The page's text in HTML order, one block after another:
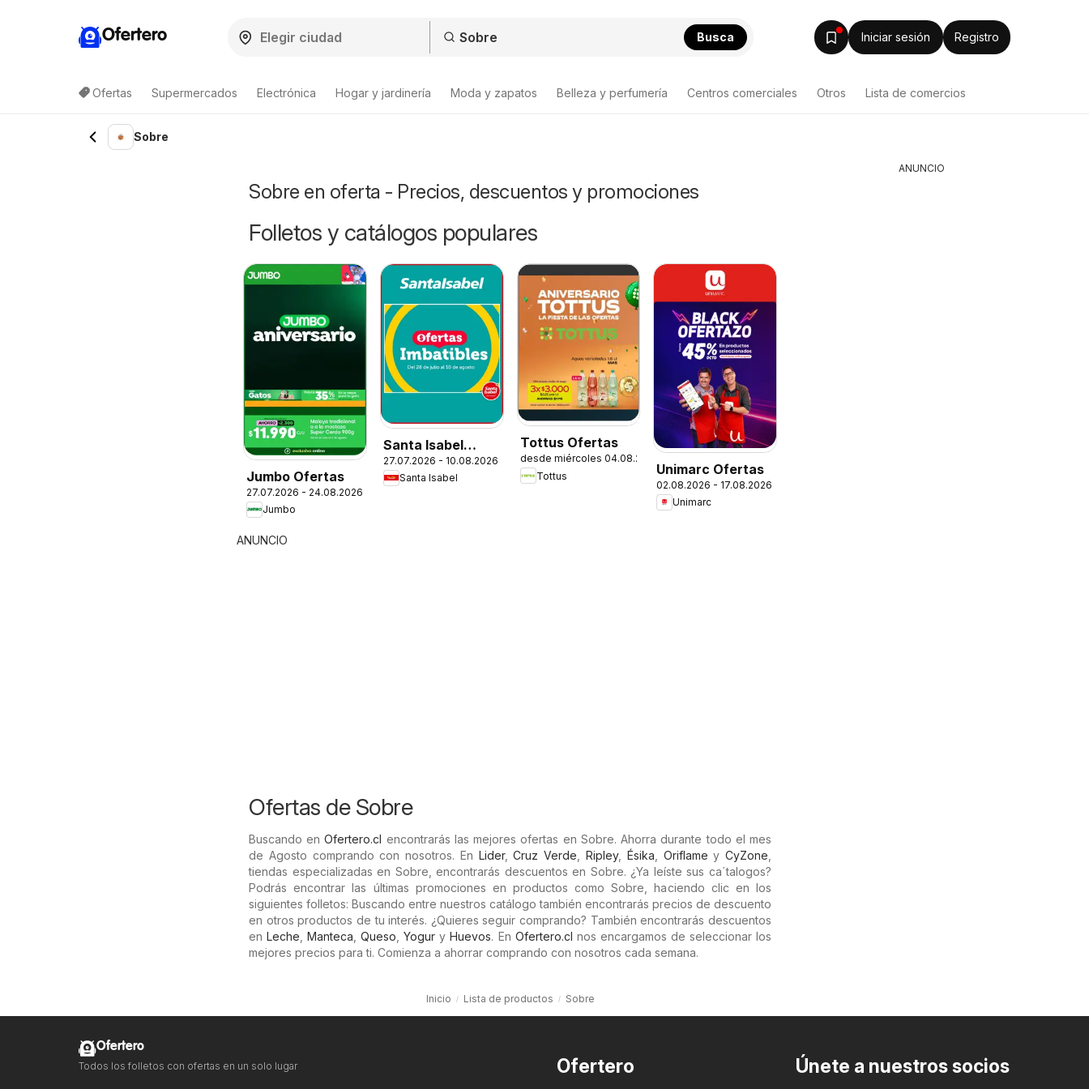
Ofertero Busca Iniciar sesión Registro
Ofertas Supermercados Electrónica Hogar y jardinería Moda y zapatos Belleza y perfumería Centros comerciales Otros Lista de comercios
Lista de productos
Sobre
Sobre en oferta - Precios, descuentos y promociones
Folletos y catálogos populares
Jumbo Ofertas
27.07.2026 - 24.08.2026
Jumbo
Santa Isabel
Ofertas
27.07.2026 - 10.08.2026
Santa Isabel
Tottus Ofertas
desde miércoles 04.08.2026
Tottus
Unimarc Ofertas
02.08.2026 - 17.08.2026
Unimarc
ANUNCIO
Ofertas de Sobre
Buscando enOfertero.cl encontrarás las mejores ofertas en Sobre. Ahorra durante todo el mes
de Agosto comprando con nosotros. En Lider,Cruz Verde Ripley, Ésika Oriflame yCyZone
tiendas especializadas en Sobre, encontrarás descuentos en Sobre. ¿Ya leíste sus ca´talogos?
Podrás encontrar las últimas promociones en productos como Sobre, haciendo clic en los
siguientes folletos: Buscando entre nuestros catálogo también encontrarás precios de descuento
en otros productos de tu interés. ¿Quieres seguir comprando? También encontrarás descuentos
enLeche ,Manteca ,Queso ,Yogur yHuevos. En Ofertero.cl nos encargamos de seleccionar los
mejores precios para ti. Comienza a ahorrar comprando con nosotros cada semana.
Inicio Lista de productos Sobre
ANUNCIO
Ofertero Únete a nuestros socios
Ofertero
Todos los folletos con ofertas en un solo lugar